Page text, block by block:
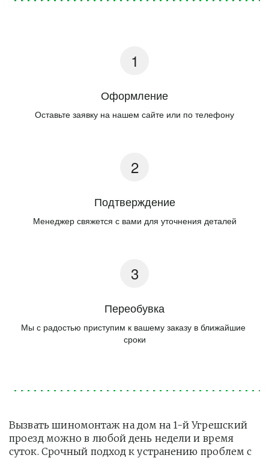
Оформление
Оставьте заявку на нашем сайте или по телефону
Подтверждение
Менеджер свяжется с вами для уточнения деталей
Переобувка
Мы с радостью приступим к вашему заказу в ближайшие
сроки
Вызвать шиномонтаж на дом на 1-й Угрешский
проезд можно в любой день недели и время
суток. Срочный подход к устранению проблем с